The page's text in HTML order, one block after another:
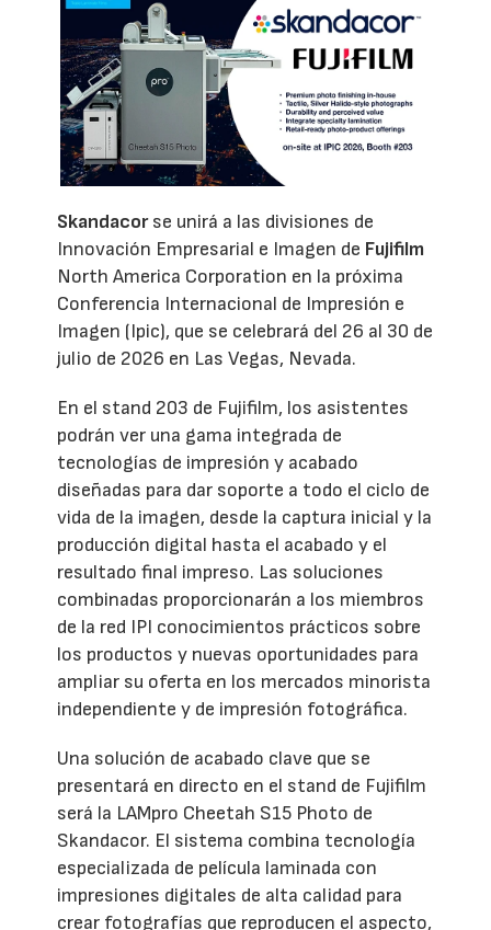
Skandacorse unirá a las divisiones de
Innovación Empresarial e Imagen de Fujifilm
North America Corporation en la próxima
Conferencia Internacional de Impresión e
Imagen (Ipic), que se celebrará del 26 al 30 de
julio de 2026 en Las Vegas, Nevada.
En el stand 203 de Fujifilm, los asistentes
podrán ver una gama integrada de
tecnologías de impresión y acabado
diseñadas para dar soporte a todo el ciclo de
vida de la imagen, desde la captura inicial y la
producción digital hasta el acabado y el
resultado final impreso. Las soluciones
combinadas proporcionarán a los miembros
de la red IPI conocimientos prácticos sobre
los productos y nuevas oportunidades para
ampliar su oferta en los mercados minorista
independiente y de impresión fotográfica.
Una solución de acabado clave que se
presentará en directo en el stand de Fujifilm
será la LAMpro Cheetah S15 Photo de
Skandacor. El sistema combina tecnología
especializada de película laminada con
impresiones digitales de alta calidad para
crear fotografías que reproducen el aspecto,